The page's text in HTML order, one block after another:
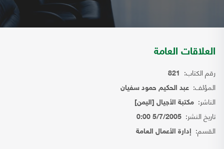
العلاقات العامة
رقم الكتاب: 821
المؤلف: عبد الحكيم حمود سفيان
الناشر: مكتبة الأجيال [اليمن]
تاريخ النشر: 5/7/2005 0:00
القسم: إدارة الأعمال العامة